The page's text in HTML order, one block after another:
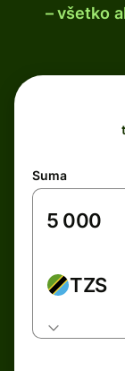
– všetko
Suma
TZS